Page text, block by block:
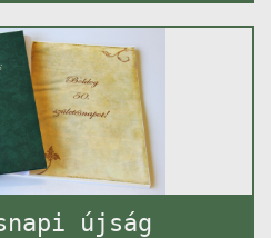
újság